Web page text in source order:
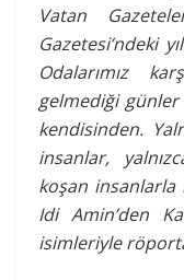
Vatan
Gazetesi’ndeki
Odalarımız
gelmediği günler
kendisinden.
insanlar,
koşan insanlarla
Idi Amin’den
isimleriyle